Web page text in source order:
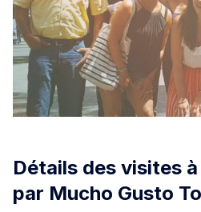
Détails des visites
par Mucho Gusto